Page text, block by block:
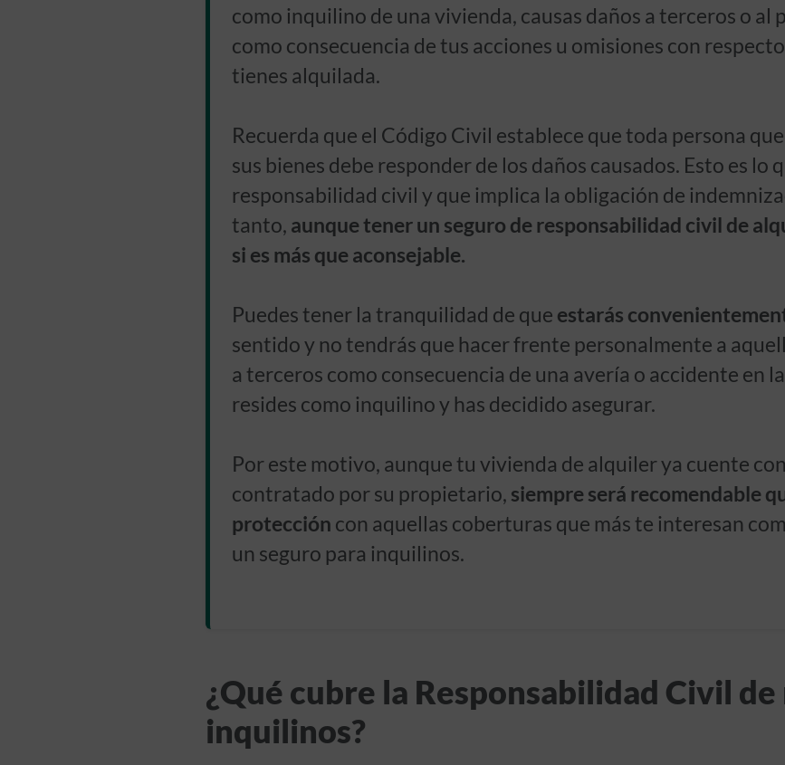
como inquilino de una vivienda, causas daños a terceros o al
como consecuencia de tus acciones u omisiones con
tienes alquilada.
Recuerda que el Código Civil establece que toda persona
sus bienes debe responder de los daños causados. Esto es lo
responsabilidad civil y que implica la obligación de
tanto, aunque tener un seguro de responsabilidad civil de
si es más que aconsejable.
Puedes tener la tranquilidad de que estarás
sentido y no tendrás que hacer frente personalmente a
a terceros como consecuencia de una avería o accidente en
resides como inquilino y has decidido asegurar.
Por este motivo, aunque tu vivienda de alquiler ya cuente
contratado por su propietario, siempre será recomendable
protección con aquellas coberturas que más te interesan
un seguro para inquilinos.
¿Qué cubre la Responsabilidad Civil
inquilinos?